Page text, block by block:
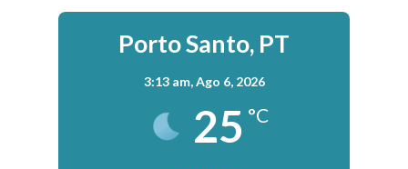
Porto Santo, PT
3:13 am,Ago 6, 2026
25 °C